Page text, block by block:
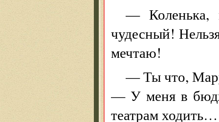
— Коленька,
чудесный!
мечтаю!
— Ты что,
— У меня в
театрам ходить…